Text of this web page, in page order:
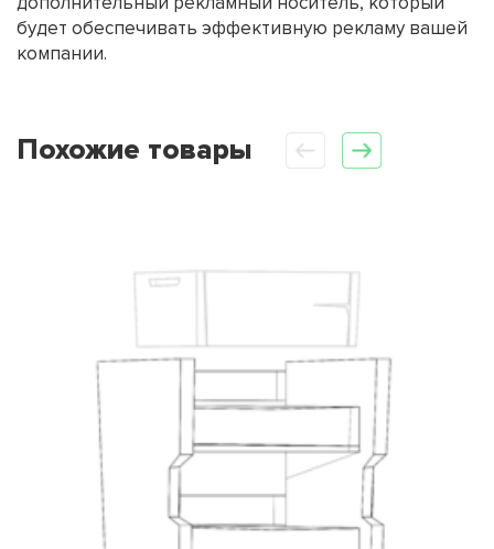
будет обеспечивать эффективную рекламу вашей
компании.
Похожие товары